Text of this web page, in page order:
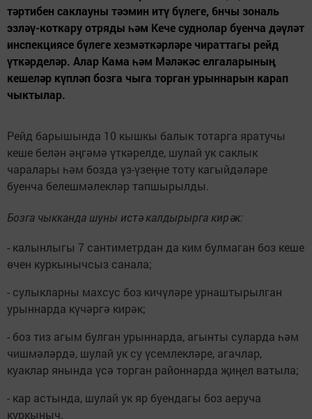
тәртибен саклауны тәэмин итү бүлеге, 6нчы зональ
эзләү-коткару отряды һәм Кече суднолар буенча дәүләт
инспекциясе бүлеге хезмәткәрләре чираттагы рейд
үткәрделәр. Алар Кама һәм Мәләкәс елгаларының
кешеләр күпләп бозга чыга торган урыннарын карап
чыктылар.
Рейд барышында 10 кышкы балык тотарга яратучы
кеше белән әңгәмә үткәрелде, шулай ук саклык
чаралары һәм бозда үз-үзеңне тоту кагыйдәләре
буенча белешмәлекләр тапшырылды.
Бозга чыкканда шуны истә калдырырга кирәк:
- калынлыгы 7 сантиметрдан да ким булмаган боз кеше
өчен куркынычсыз санала;
- сулыкларны махсус боз кичүләре урнаштырылган
урыннарда күчәргә кирәк;
- боз тиз агым булган урыннарда, агынты суларда һәм
чишмәләрдә, шулай ук су үсемлекләре, агачлар,
куаклар янында үсә торган районнарда җиңел ватыла;
- кар астында, шулай ук яр буендагы боз аеруча
куркыныч.